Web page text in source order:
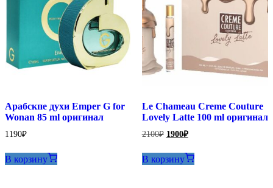
Арабскпе духи Emper G for
Wonan 85 ml оригинал
1190₽
В корзину
Le Chameau Creme Couture
Lovely Latte 100 ml оригинал
2100₽ Первоначальная
цена
составляла
2100₽.
1900₽Текущая
цена:
1900₽.
В корзину